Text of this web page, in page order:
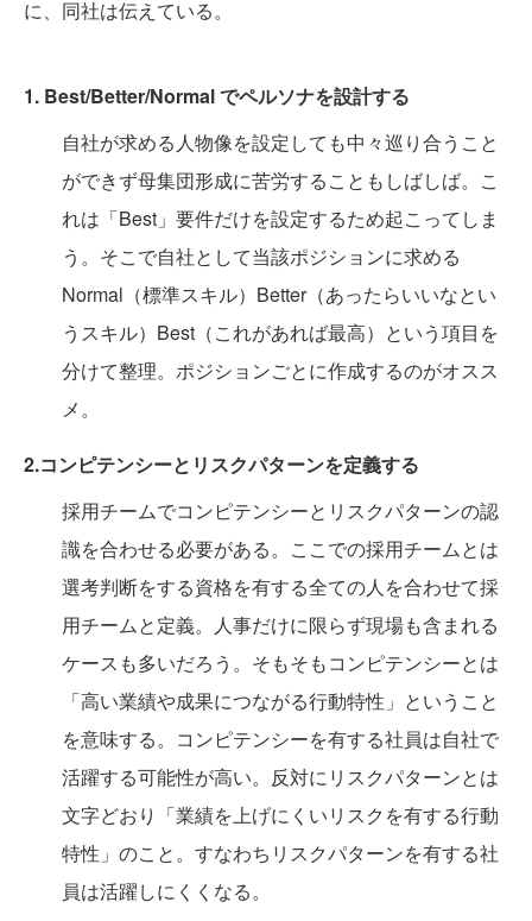
に、同社は伝えている。
1. Best/Better/Normal でペルソナを設計する
自社が求める人物像を設定しても中々巡り合うこと
ができず母集団形成に苦労することもしばしば。こ
れは「Best」要件だけを設定するため起こってしま
う。そこで自社として当該ポジションに求める
Normal（標準スキル）Better（あったらいいなとい
うスキル）Best（これがあれば最高）という項目を
分けて整理。ポジションごとに作成するのがオスス
メ。
2.コンピテンシーとリスクパターンを定義する
採用チームでコンピテンシーとリスクパターンの認
識を合わせる必要がある。ここでの採用チームとは
選考判断をする資格を有する全ての人を合わせて採
用チームと定義。人事だけに限らず現場も含まれる
ケースも多いだろう。そもそもコンピテンシーとは
「高い業績や成果につながる行動特性」ということ
を意味する。コンピテンシーを有する社員は自社で
活躍する可能性が高い。反対にリスクパターンとは
文字どおり「業績を上げにくいリスクを有する行動
特性」のこと。すなわちリスクパターンを有する社
員は活躍しにくくなる。